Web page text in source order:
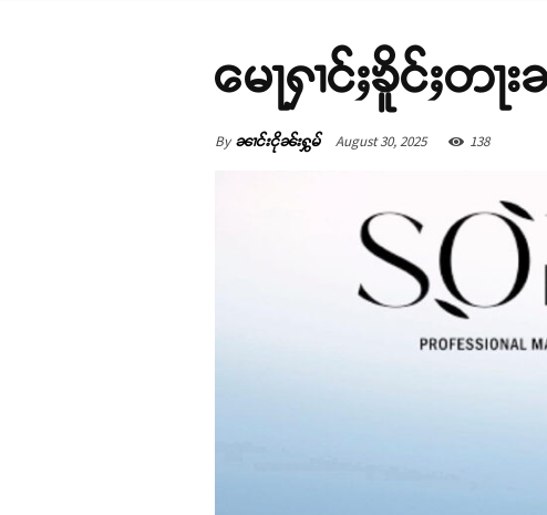
မေႃႁၢင်ႈၶိူင်ႈတ
By ၼၢင်းငိုၼ်းႁွမ် August 30, 2025 138